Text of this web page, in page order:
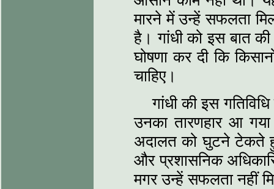
मारने में उन्हें सफलता
है। गांधी को इस बात
घोषणा कर दी कि
चाहिए।
गांधी की इस
उनका तारणहार आ
अदालत को घुटने टेकते
और प्रशासनिक
मगर उन्हें सफलता नहीं